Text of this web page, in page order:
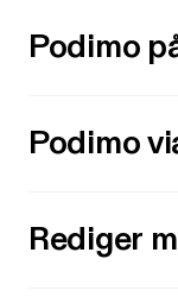
Podimo
Podimo
Rediger